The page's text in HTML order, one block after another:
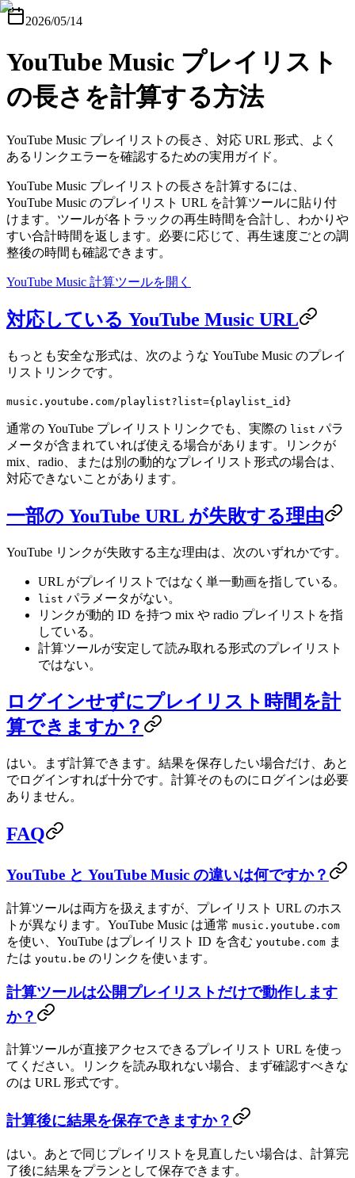
2026/05/14
YouTube Music プレイリスト
の長さを計算する方法
YouTube Music プレイリストの長さ、対応 URL 形式、よく
あるリンクエラーを確認するための実用ガイド。
YouTube Music プレイリストの長さを計算するには、
YouTube Music のプレイリスト URL を計算ツールに貼り付
けます。ツールが各トラックの再生時間を合計し、わかりや
すい合計時間を返します。必要に応じて、再生速度ごとの調
整後の時間も確認できます。
YouTube Music 計算ツールを開く
対応している YouTube Music URL
もっとも安全な形式は、次のような YouTube Music のプレイ
リストリンクです。
music.youtube.com/playlist?list={playlist_id}
通常の YouTube プレイリストリンクでも、実際の list パラ
メータが含まれていれば使える場合があります。リンクが
mix、radio、または別の動的なプレイリスト形式の場合は、
対応できないことがあります。
一部の YouTube URL が失敗する理由
YouTube リンクが失敗する主な理由は、次のいずれかです。
URL がプレイリストではなく単一動画を指している。
list パラメータがない。
リンクが動的 ID を持つ mix や radio プレイリストを指
している。
計算ツールが安定して読み取れる形式のプレイリスト
ではない。
ログインせずにプレイリスト時間を計
算できますか？
はい。まず計算できます。結果を保存したい場合だけ、あと
でログインすれば十分です。計算そのものにログインは必要
ありません。
FAQ
YouTube と YouTube Music の違いは何ですか？
計算ツールは両方を扱えますが、プレイリスト URL のホス
トが異なります。YouTube Music は通常 music.youtube.com
を使い、YouTube はプレイリスト ID を含む youtube.com ま
たは youtu.be のリンクを使います。
計算ツールは公開プレイリストだけで動作します
か？
計算ツールが直接アクセスできるプレイリスト URL を使っ
てください。リンクを読み取れない場合、まず確認すべきな
のは URL 形式です。
計算後に結果を保存できますか？
はい。あとで同じプレイリストを見直したい場合は、計算完
了後に結果をプランとして保存できます。